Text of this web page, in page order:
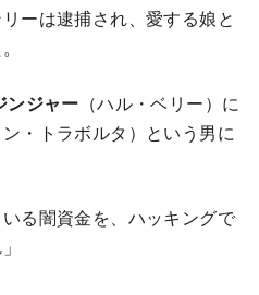
ーは逮捕され、愛する娘と
ンジャー （ハル・ベリー）に
・トラボルタ）という男に
る闇資金を、ハッキングで